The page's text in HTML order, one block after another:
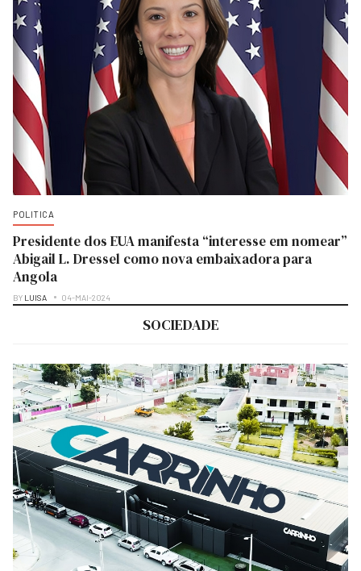
POLITICA
Presidente dos EUA manifesta “interesse em nomear”
Abigail L. Dressel como nova embaixadora para
Angola
BY LUISA 04-MAI-2024
SOCIEDADE